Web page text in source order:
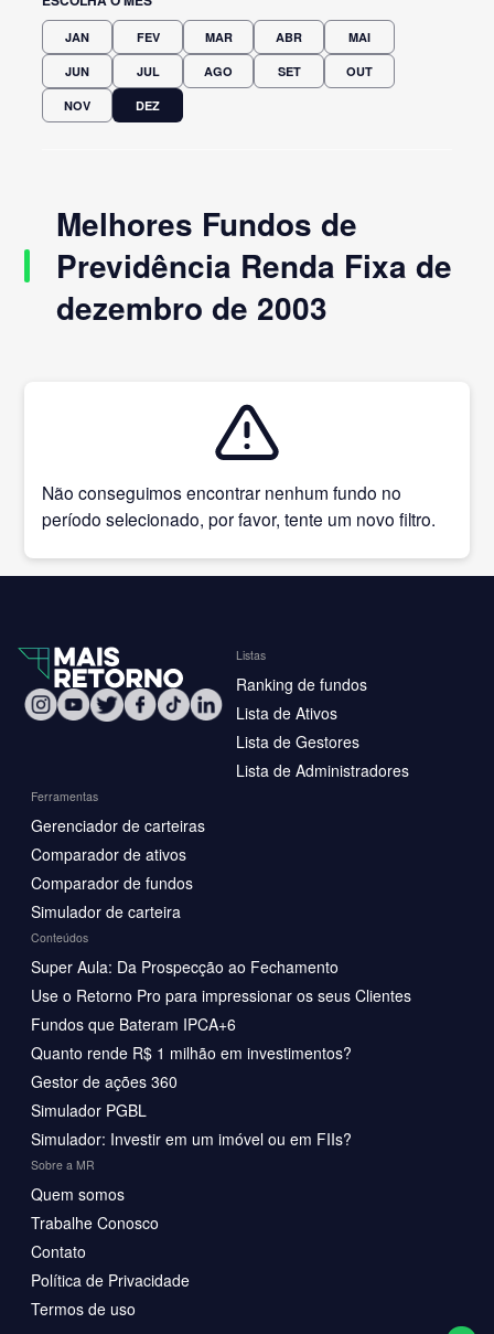
JAN FEV MAR ABR MAI
JUN JUL AGO SET OUT
NOV DEZ
Melhores Fundos de
Previdência Renda Fixa de
dezembro de 2003
Não conseguimos encontrar nenhum fundo no
período selecionado, por favor, tente um novo filtro.
Listas
Ranking de fundos
Lista de Ativos
Lista de Gestores
Lista de Administradores
Ferramentas
Gerenciador de carteiras
Comparador de ativos
Comparador de fundos
Simulador de carteira
Conteúdos
Super Aula: Da Prospecção ao Fechamento
Use o Retorno Pro para impressionar os seus Clientes
Fundos que Bateram IPCA+6
Quanto rende R$ 1 milhão em investimentos?
Gestor de ações 360
Simulador PGBL
Simulador: Investir em um imóvel ou em FIIs?
Sobre a MR
Quem somos
Trabalhe Conosco
Contato
Política de Privacidade
Termos de uso